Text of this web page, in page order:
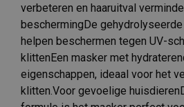
verbeteren en haaruitval
beschermingDe
helpen beschermen tegen UV-
klittenEen masker met
eigenschappen, ideaal voor het
klitten.Voor gevoelige